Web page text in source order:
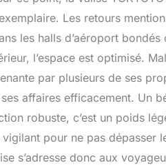
Les retours
les halls d’aéroport bondés
l’espace est optimisé.
par plusieurs de ses
affaires efficacement. Un
robuste, c’est un poids
pour ne pas dépasser
s’adresse donc aux